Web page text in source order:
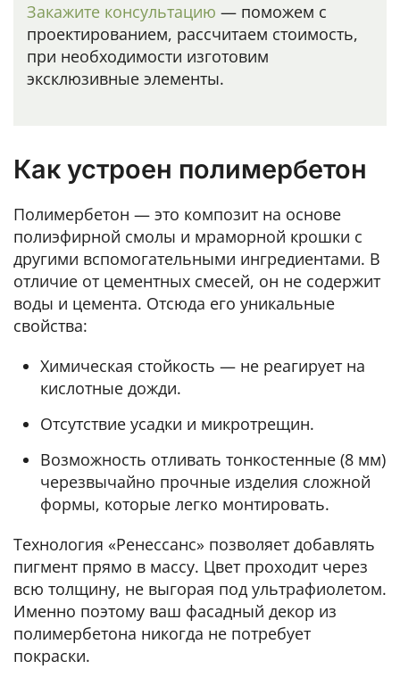
Закажите консультацию — поможем с
проектированием, рассчитаем стоимость,
при необходимости изготовим
эксклюзивные элементы.
Как устроен полимербетон
Полимербетон — это композит на основе
полиэфирной смолы и мраморной крошки с
другими вспомогательными ингредиентами. В
отличие от цементных смесей, он не содержит
воды и цемента. Отсюда его уникальные
свойства:
Химическая стойкость — не реагирует на
кислотные дожди.
Отсутствие усадки и микротрещин.
Возможность отливать тонкостенные (8 мм)
черезвычайно прочные изделия сложной
формы, которые легко монтировать.
Технология «Ренессанс» позволяет добавлять
пигмент прямо в массу. Цвет проходит через
всю толщину, не выгорая под ультрафиолетом.
Именно поэтому ваш фасадный декор из
полимербетона никогда не потребует
покраски.